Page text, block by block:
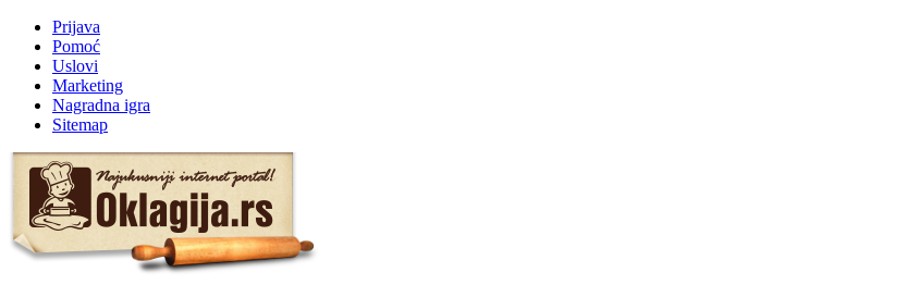
Prijava
Pomoć
Uslovi
Marketing
Nagradna igra
Sitemap